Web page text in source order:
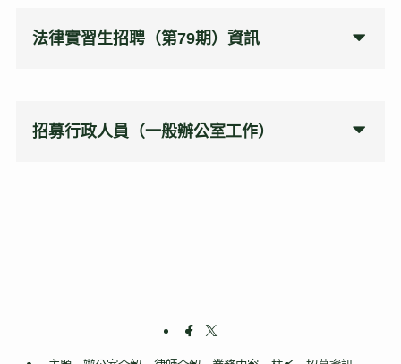
法律實習生招聘（第79期） 資訊
招募行政人員（一般辦公室工作）